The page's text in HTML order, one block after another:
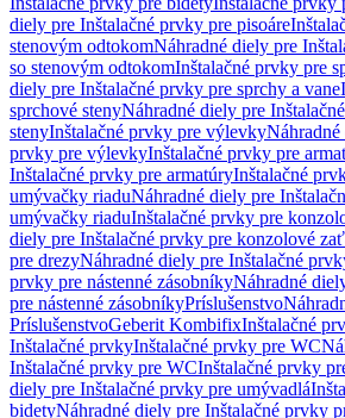
diely pre Inštalačné prvky pre pisoáre
stenovým odtokomNáhradné diely pre
so stenovým odtokomInštalačné prvky pre
diely pre Inštalačné prvky pre sprchy a vane
sprchové stenyNáhradné diely pre
stenyInštalačné prvky pre výlevky
prvky pre výlevkyInštalačné prvky pre
Inštalačné prvky pre armatúryInštalačné
umývačky riaduNáhradné diely pre
umývačky riaduInštalačné prvky pre
diely pre Inštalačné prvky pre konzolové
pre drezyNáhradné diely pre Inštalačné
prvky pre nástenné zásobníkyNáhradné
pre nástenné zásobníkyPríslušenstvo
PríslušenstvoGeberit KombifixInštalačné
Inštalačné prvkyInštalačné prvky pre WC
Inštalačné prvky pre WCInštalačné prvky
diely pre Inštalačné prvky pre umývadlá
bidetyNáhradné diely pre Inštalačné prvky